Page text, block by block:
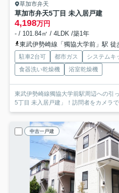
草加市弁天
草加市弁天5丁目 未入居戸建
4,198万円
- / 101.84㎡ / 4LDK /築1年
東武伊勢崎線「獨協大学前」駅 徒
駐車2台可 都市ガス システムキ
食器洗い乾燥機
浴室乾燥機
東武伊勢崎線獨協大学前駅周辺への引
5丁目 未入居戸建」！訪問者をカメラ
中古一戸建